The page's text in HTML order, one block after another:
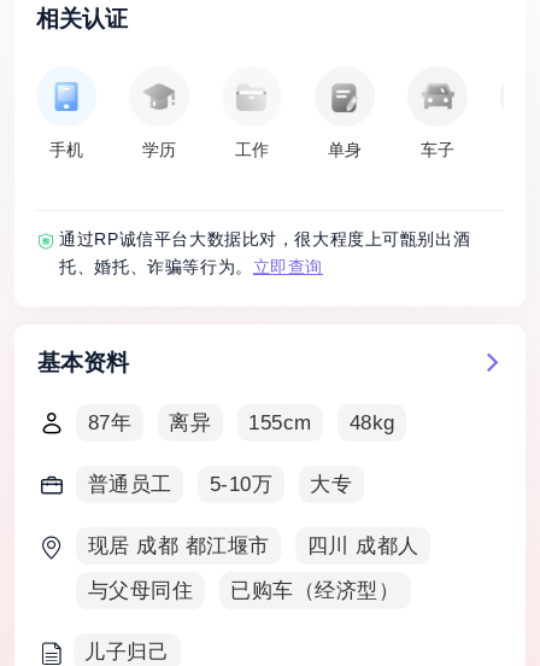
相关认证
手机 学历 工作 单身 车子
通过RP诚信平台大数据比对，很大程度上可甑别出酒
托、婚托、诈骗等行为。 立即查询
基本资料
87年 离异 155cm 48kg
普通员工 5-10万 大专
现居 成都 都江堰市
四川 成都人
与父母同住
已购车（经济型）
儿子归己